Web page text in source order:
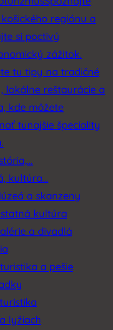
regiónu a
si poctivý
zážitok.
tu tipy na tradičné
lokálne reštaurácie a
kde môžete
tunajšie špeciality
kultúra…
a skanzeny
kultúra
a divadlá
a pešie
lyžiach